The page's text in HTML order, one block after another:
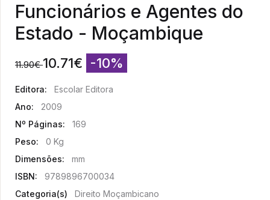
Funcionários e Agentes do
Estado - Moçambique
11.90€ 10.71€ -10%
Editora:
Escolar Editora
Ano:
2009
Nº Páginas:
169
Peso:
0 Kg
Dimensões:
mm
ISBN:
9789896700034
Categoria(s)
Direito Moçambicano